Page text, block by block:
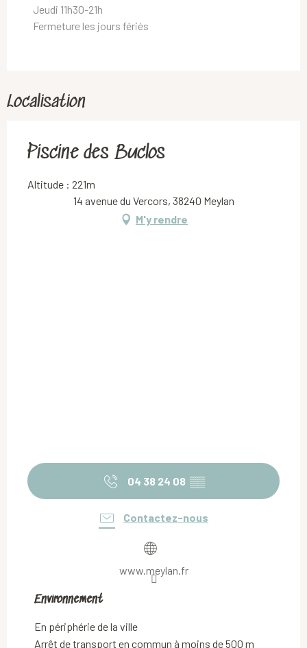
Jeudi 11h30-21h
Fermeture les jours fériés
Localisation
Piscine des Buclos
Altitude : 221m
14 avenue du Vercors, 38240 Meylan
M'y rendre
04 38 24 08 ▒▒
Contactez-nous
www.meylan.fr
Environnement
Environnement
En périphérie de la ville
Arrêt de transport en commun à moins de 500 m